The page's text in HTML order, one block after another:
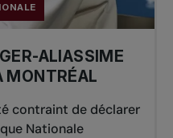
ALIASSIME
MONTRÉAL
contraint de déclarer
Nationale